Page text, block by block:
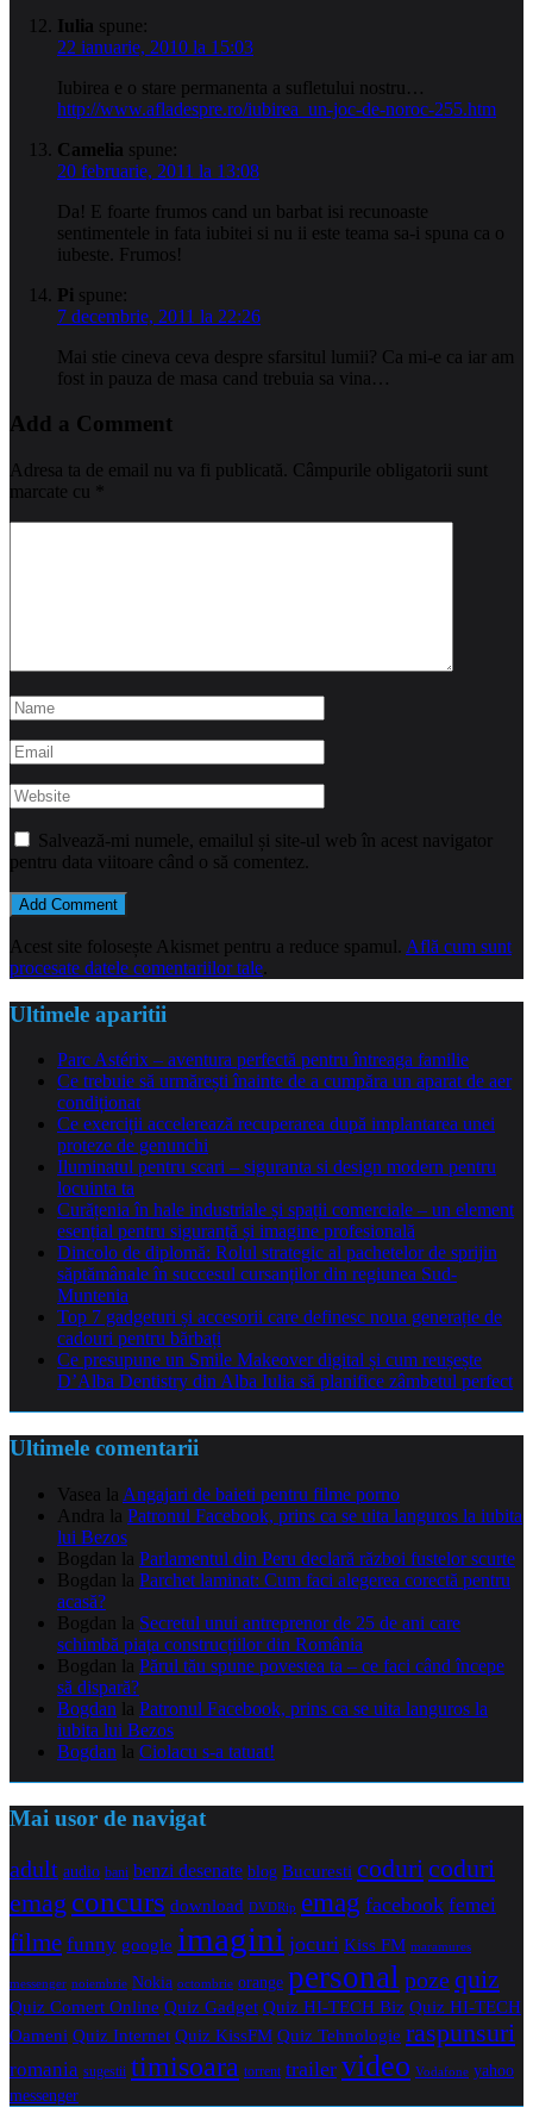
Iulia spune:
22 ianuarie, 2010 la 15:03
Iubirea e o stare permanenta a sufletului nostru…
http://www.afladespre.ro/iubirea_un-joc-de-noroc-255.htm
Camelia spune:
20 februarie, 2011 la 13:08
Da! E foarte frumos cand un barbat isi recunoaste
sentimentele in fata iubitei si nu ii este teama sa-i spuna ca o
iubeste. Frumos!
Pi spune:
7 decembrie, 2011 la 22:26
Mai stie cineva ceva despre sfarsitul lumii? Ca mi-e ca iar am
fost in pauza de masa cand trebuia sa vina…
Add a Comment
Adresa ta de email nu va fi publicată. Câmpurile obligatorii sunt
marcate cu
Salvează-mi numele, emailul și site-ul web în acest navigator
pentru data viitoare când o să comentez.
Acest site folosește Akismet pentru a reduce spamul. Află cum sunt
procesate datele comentariilor tale
Ultimele aparitii
Parc Astérix – aventura perfectă pentru întreaga familie
Ce trebuie să urmărești înainte de a cumpăra un aparat de aer
condiționat
Ce exerciții accelerează recuperarea după implantarea unei
proteze de genunchi
Iluminatul pentru scari – siguranta si design modern pentru
locuinta ta
Curățenia în hale industriale și spații comerciale – un element
esențial pentru siguranță și imagine profesională
Dincolo de diplomă: Rolul strategic al pachetelor de sprijin
săptămânale în succesul cursanților din regiunea Sud-
Muntenia
Top 7 gadgeturi și accesorii care definesc noua generație de
cadouri pentru bărbați
Ce presupune un Smile Makeover digital și cum reușește
D’Alba Dentistry din Alba Iulia să planifice zâmbetul perfect
Ultimele comentarii
Vasea la Angajari de baieti pentru filme porno
Andra la Patronul Facebook, prins ca se uita languros la iubita
lui Bezos
Bogdan la Parlamentul din Peru declară război fustelor scurte
Bogdan la Parchet laminat: Cum faci alegerea corectă pentru
acasă?
Bogdan la Secretul unui antreprenor de 25 de ani care
schimbă piața construcțiilor din România
Bogdan la Părul tău spune povestea ta – ce faci când începe
să dispară?
Bogdan la Patronul Facebook, prins ca se uita languros la
iubita lui Bezos
Bogdan la Ciolacu s-a tatuat!
Mai usor de navigat
adult audio bani benzi desenate blog Bucuresti coduricoduri
emag concurs download DVDRip emag facebook femei
filme funny google imagini jocuri Kiss FM maramures
messenger noiembrie Nokia octombrie orange personal pozequiz
Quiz Comert Online Quiz Gadget Quiz HI-TECH Biz Quiz HI-TECH
Oameni Quiz Internet Quiz KissFM Quiz Tehnologie raspunsuri
romania sugestii timisoara torrent trailer video Vodafone yahoo
messenger